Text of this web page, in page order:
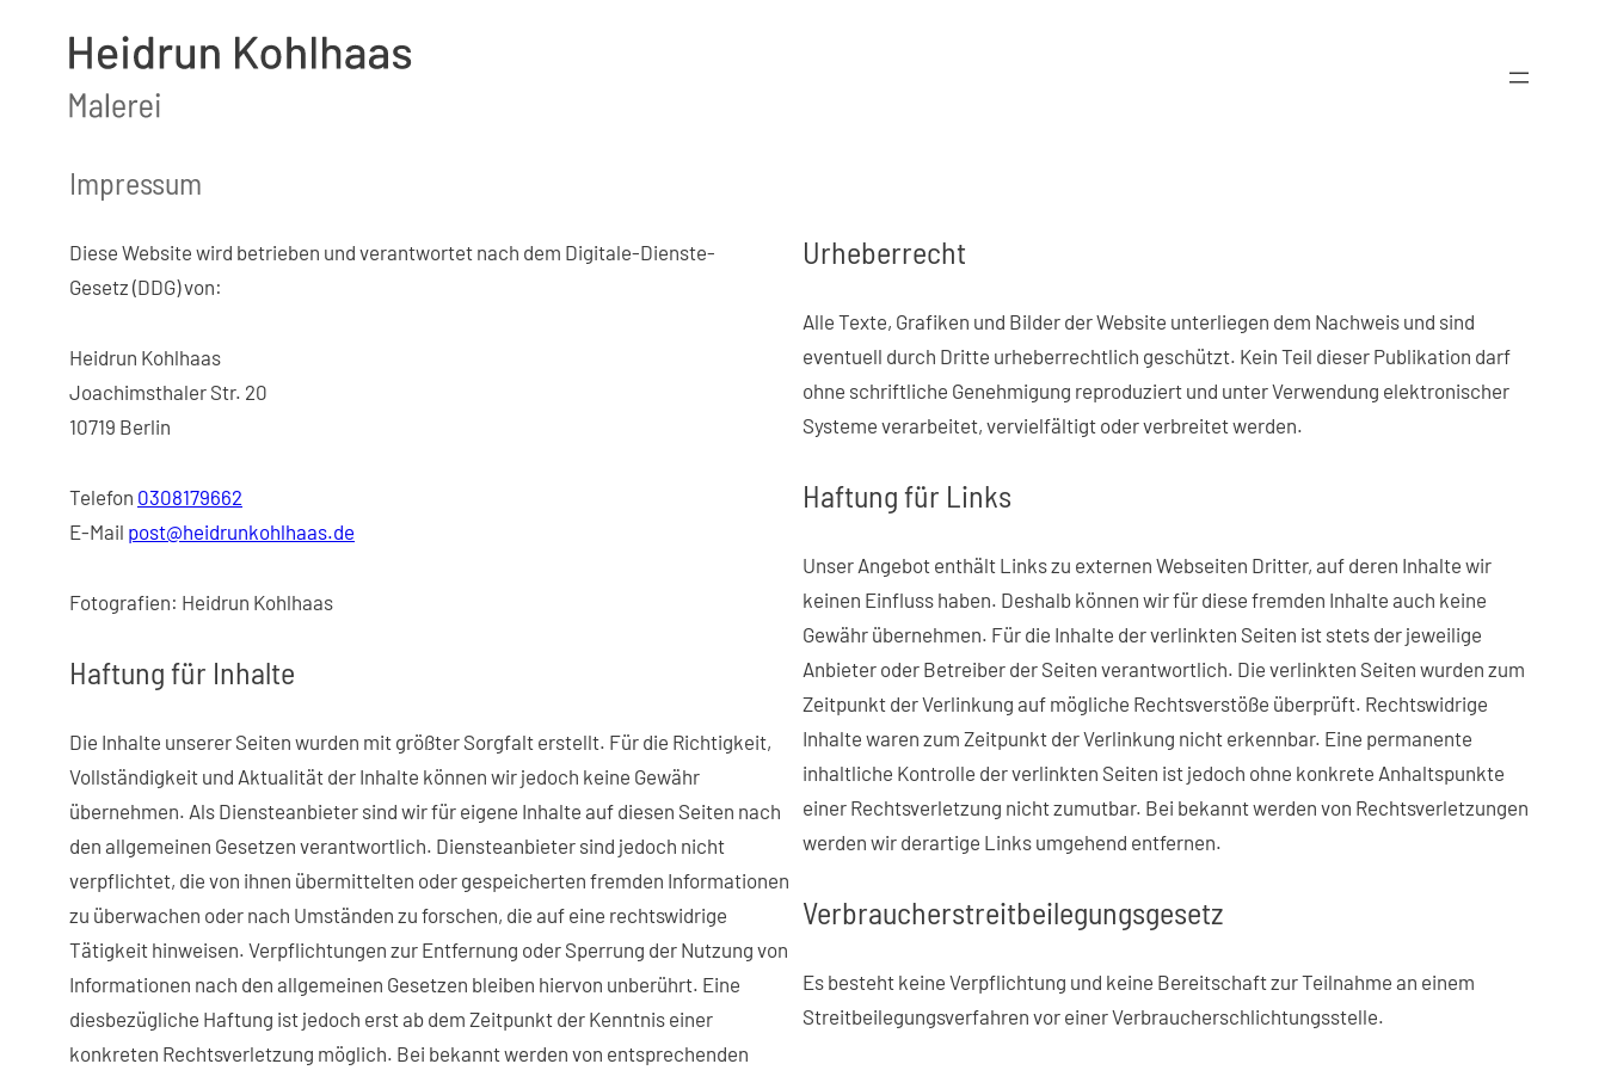
springen
Impressum
Diese Website wird betrieben und verantwortet nach dem Digitale-Dienste-
Gesetz (DDG) von:
Heidrun Kohlhaas
Joachimsthaler Str. 20
10719 Berlin
Telefon 0308179662
E-Mail post@heidrunkohlhaas.de
Fotografien: Heidrun Kohlhaas
Haftung für Inhalte
Die Inhalte unserer Seiten wurden mit größter Sorgfalt erstellt. Für die Richtigkeit,
Vollständigkeit und Aktualität der Inhalte können wir jedoch keine Gewähr
übernehmen. Als Diensteanbieter sind wir für eigene Inhalte auf diesen Seiten nach
den allgemeinen Gesetzen verantwortlich. Diensteanbieter sind jedoch nicht
verpflichtet, die von ihnen übermittelten oder gespeicherten fremden Informationen
zu überwachen oder nach Umständen zu forschen, die auf eine rechtswidrige
Tätigkeit hinweisen. Verpflichtungen zur Entfernung oder Sperrung der Nutzung von
Informationen nach den allgemeinen Gesetzen bleiben hiervon unberührt. Eine
diesbezügliche Haftung ist jedoch erst ab dem Zeitpunkt der Kenntnis einer
konkreten Rechtsverletzung möglich. Bei bekannt werden von entsprechenden
Urheberrecht
Alle Texte, Grafiken und Bilder der Website unterliegen dem Nachweis und sind
eventuell durch Dritte urheberrechtlich geschützt. Kein Teil dieser Publikation darf
ohne schriftliche Genehmigung reproduziert und unter Verwendung elektronischer
Systeme verarbeitet, vervielfältigt oder verbreitet werden.
Haftung für Links
Unser Angebot enthält Links zu externen Webseiten Dritter, auf deren Inhalte wir
keinen Einfluss haben. Deshalb können wir für diese fremden Inhalte auch keine
Gewähr übernehmen. Für die Inhalte der verlinkten Seiten ist stets der jeweilige
Anbieter oder Betreiber der Seiten verantwortlich. Die verlinkten Seiten wurden zum
Zeitpunkt der Verlinkung auf mögliche Rechtsverstöße überprüft. Rechtswidrige
Inhalte waren zum Zeitpunkt der Verlinkung nicht erkennbar. Eine permanente
inhaltliche Kontrolle der verlinkten Seiten ist jedoch ohne konkrete Anhaltspunkte
einer Rechtsverletzung nicht zumutbar. Bei bekannt werden von Rechtsverletzungen
werden wir derartige Links umgehend entfernen.
Verbraucherstreitbeilegungsgesetz
Es besteht keine Verpflichtung und keine Bereitschaft zur Teilnahme an einem
Streitbeilegungsverfahren vor einer Verbraucherschlichtungsstelle.